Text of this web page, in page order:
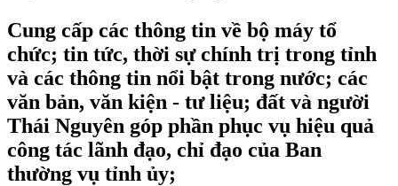
Cung cấp các thông tin về bộ máy tổ
chức; tin tức, thời sự chính trị trong tỉnh
và các thông tin nổi bật trong nước; các
văn bản, văn kiện - tư liệu; đất và người
Thái Nguyên góp phần phục vụ hiệu quả
công tác lãnh đạo, chỉ đạo của Ban
thường vụ tỉnh ủy;